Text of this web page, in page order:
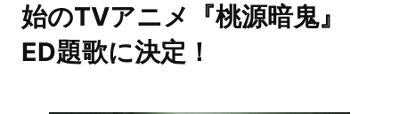
始のTVアニメ『桃源暗鬼』
ED題歌に決定！